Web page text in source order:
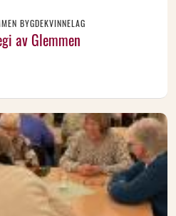
BYGDEKVINNELAG
av Glemmen